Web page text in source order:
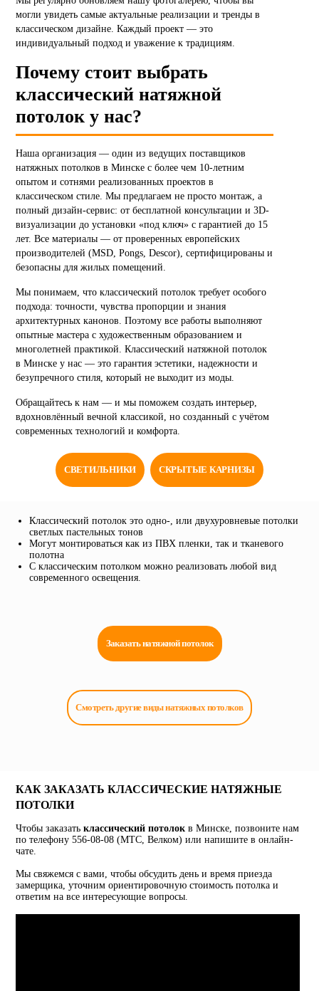
могли увидеть самые актуальные реализации и тренды в
классическом дизайне. Каждый проект — это
индивидуальный подход и уважение к традициям.
Почему стоит выбрать
классический натяжной
потолок у нас?
Наша организация — один из ведущих поставщиков
натяжных потолков в Минске с более чем 10-летним
опытом и сотнями реализованных проектов в
классическом стиле. Мы предлагаем не просто монтаж, а
полный дизайн-сервис: от бесплатной консультации и 3D-
визуализации до установки «под ключ» с гарантией до 15
лет. Все материалы — от проверенных европейских
производителей (MSD, Pongs, Descor), сертифицированы и
безопасны для жилых помещений.
Мы понимаем, что классический потолок требует особого
подхода: точности, чувства пропорции и знания
архитектурных канонов. Поэтому все работы выполняют
опытные мастера с художественным образованием и
многолетней практикой. Классический натяжной потолок
в Минске у нас — это гарантия эстетики, надежности и
безупречного стиля, который не выходит из моды.
Обращайтесь к нам — и мы поможем создать интерьер,
вдохновлённый вечной классикой, но созданный с учётом
современных технологий и комфорта.
СВЕТИЛЬНИКИ СКРЫТЫЕ КАРНИЗЫ
Классический потолок это одно-, или двухуровневые потолки
светлых пастельных тонов
Могут монтироваться как из ПВХ пленки, так и тканевого
полотна
С классическим потолком можно реализовать любой вид
современного освещения.
Заказать натяжной потолок
Смотреть другие виды натяжных потолков
КАК ЗАКАЗАТЬ КЛАССИЧЕСКИЕ НАТЯЖНЫЕ
ПОТОЛКИ
Чтобы заказатьклассический потолок в Минске, позвоните нам
по телефону 556-08-08 (МТС, Велком) или напишите в онлайн-
чате.
Мы свяжемся с вами, чтобы обсудить день и время приезда
замерщика, уточним ориентировочную стоимость потолка и
ответим на все интересующие вопросы.